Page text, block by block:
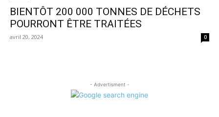
BIENTÔT 200 000 TONNES DE DÉCHETS
POURRONT ÊTRE TRAITÉES
avril 20, 2024 0
- Advertisment -